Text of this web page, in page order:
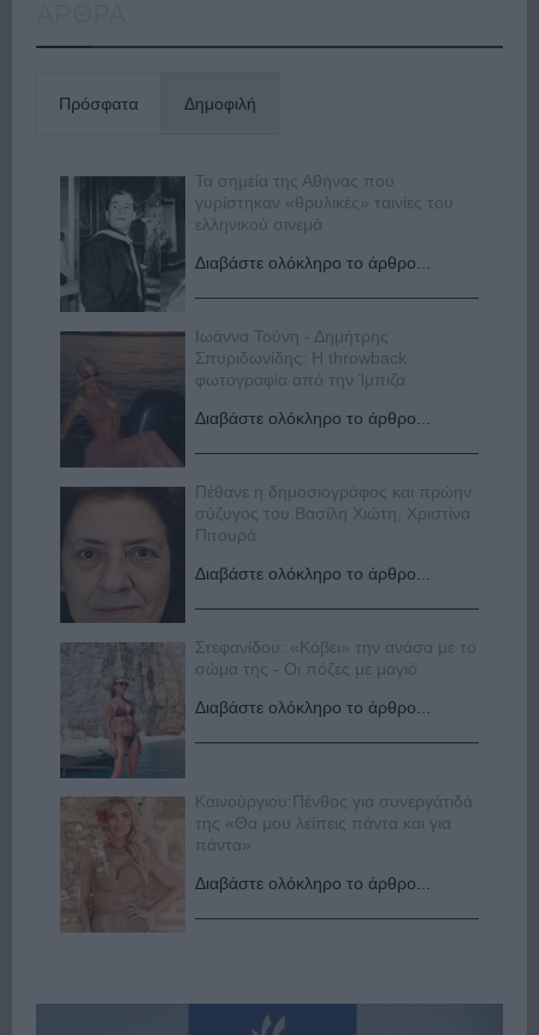
Πρόσφατα Δημοφιλή
Τα σημεία της Αθήνας που
γυρίστηκαν «θρυλικές» ταινίες του
ελληνικού σινεμά
Διαβάστε ολόκληρο το άρθρο...
Ιωάννα Τούνη - Δημήτρης
Σπυριδωνίδης: Η throwback
φωτογραφία από την Ίμπιζα
Διαβάστε ολόκληρο το άρθρο...
Πέθανε η δημοσιογράφος και πρώην
σύζυγος του Βασίλη Χιώτη, Χριστίνα
Πιτουρά
Διαβάστε ολόκληρο το άρθρο...
Στεφανίδου: «Κόβει» την ανάσα με το
σώμα της - Οι πόζες με μαγιό
Διαβάστε ολόκληρο το άρθρο...
Καινούργιου:Πένθος για συνεργάτιδά
της «Θα μου λείπεις πάντα και για
πάντα»
Διαβάστε ολόκληρο το άρθρο...